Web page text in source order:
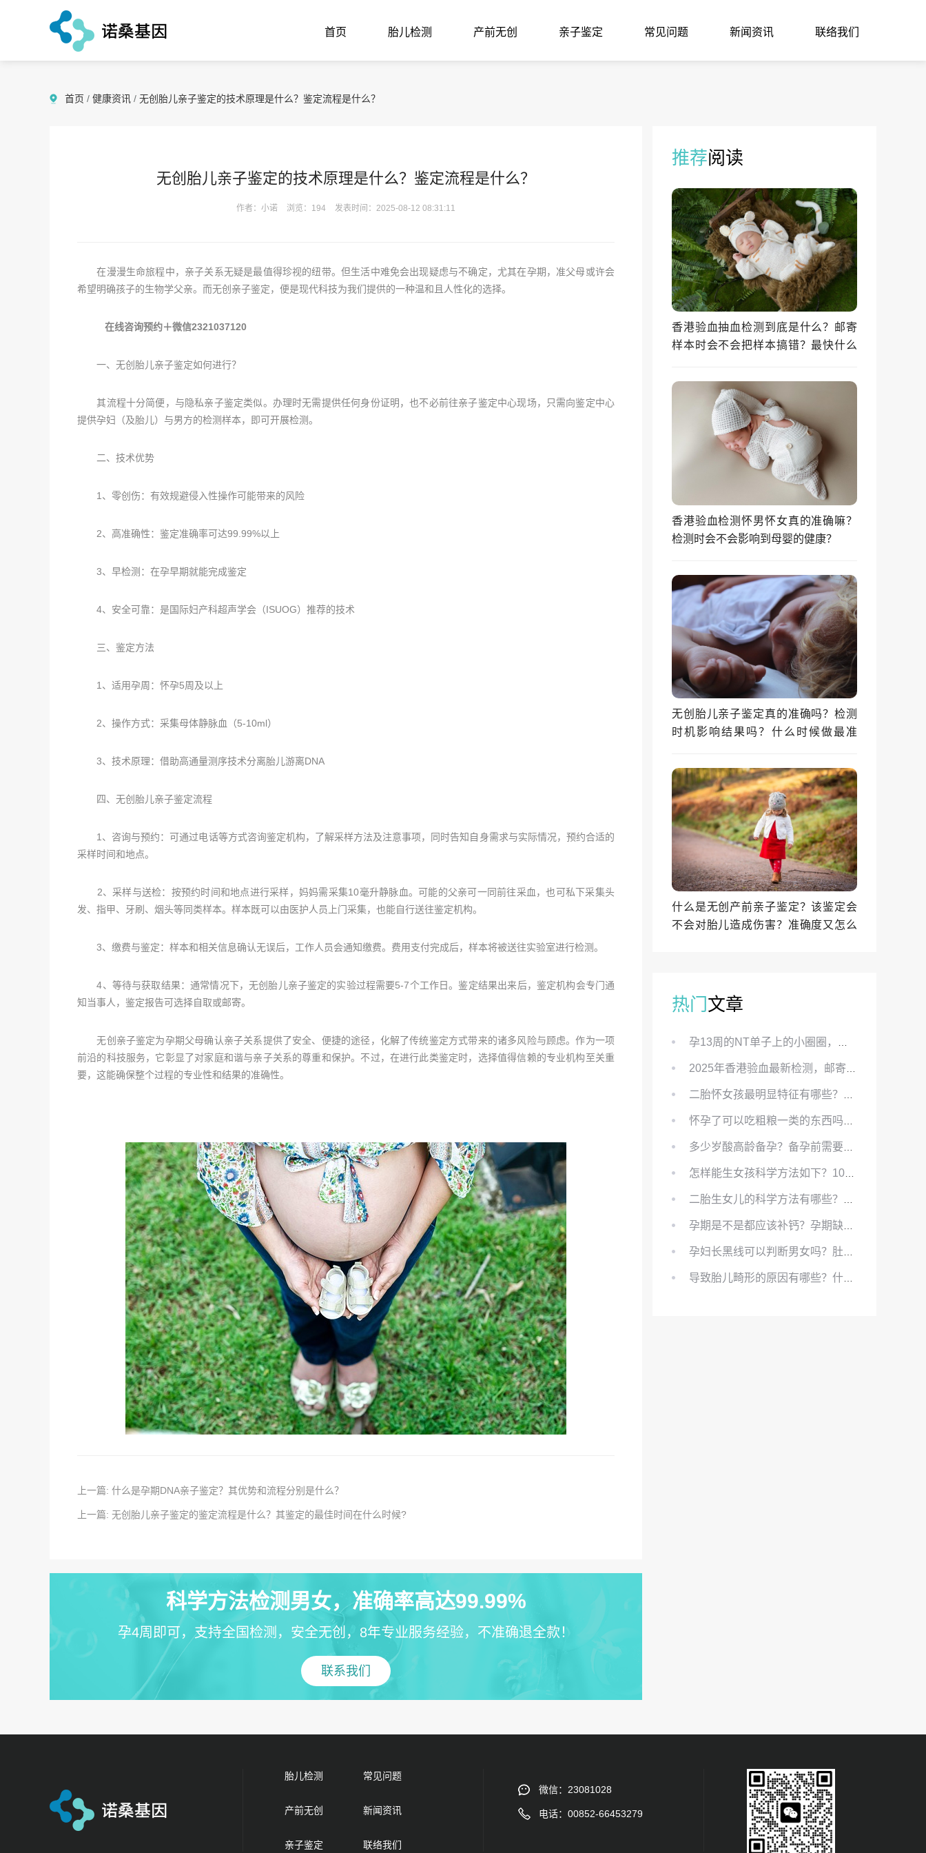
首页 胎儿检测 产前无创 亲子鉴定 常见问题 新闻资讯 联络我们
首页 / 健康资讯 / 无创胎儿亲子鉴定的技术原理是什么？鉴定流程是什么？
无创胎儿亲子鉴定的技术原理是什么？鉴定流程是什么？
作者：小诺 浏览：194 发表时间：2025-08-12 08:31:11
在漫漫生命旅程中，亲子关系无疑是最值得珍视的纽带。但生活中难免会出现疑虑与不确定，尤其在孕期，准父母或许会
希望明确孩子的生物学父亲。而无创亲子鉴定，便是现代科技为我们提供的一种温和且人性化的选择。
在线咨询预约＋微信2321037120
一、无创胎儿亲子鉴定如何进行？
其流程十分简便，与隐私亲子鉴定类似。办理时无需提供任何身份证明，也不必前往亲子鉴定中心现场，只需向鉴定中心
提供孕妇（及胎儿）与男方的检测样本，即可开展检测。
二、技术优势
1、零创伤：有效规避侵入性操作可能带来的风险
2、高准确性：鉴定准确率可达99.99%以上
3、早检测：在孕早期就能完成鉴定
4、安全可靠：是国际妇产科超声学会（ISUOG）推荐的技术
三、鉴定方法
1、适用孕周：怀孕5周及以上
2、操作方式：采集母体静脉血（5-10ml）
3、技术原理：借助高通量测序技术分离胎儿游离DNA
四、无创胎儿亲子鉴定流程
1、咨询与预约：可通过电话等方式咨询鉴定机构，了解采样方法及注意事项，同时告知自身需求与实际情况，预约合适的
采样时间和地点。
2、采样与送检：按预约时间和地点进行采样，妈妈需采集10毫升静脉血。可能的父亲可一同前往采血，也可私下采集头
发、指甲、牙刷、烟头等同类样本。样本既可以由医护人员上门采集，也能自行送往鉴定机构。
3、缴费与鉴定：样本和相关信息确认无误后，工作人员会通知缴费。费用支付完成后，样本将被送往实验室进行检测。
4、等待与获取结果：通常情况下，无创胎儿亲子鉴定的实验过程需要5-7个工作日。鉴定结果出来后，鉴定机构会专门通
知当事人，鉴定报告可选择自取或邮寄。
无创亲子鉴定为孕期父母确认亲子关系提供了安全、便捷的途径，化解了传统鉴定方式带来的诸多风险与顾虑。作为一项
前沿的科技服务，它彰显了对家庭和谐与亲子关系的尊重和保护。不过，在进行此类鉴定时，选择值得信赖的专业机构至关重
要，这能确保整个过程的专业性和结果的准确性。
上一篇: 什么是孕期DNA亲子鉴定？其优势和流程分别是什么？
上一篇: 无创胎儿亲子鉴定的鉴定流程是什么？其鉴定的最佳时间在什么时候?
科学方法检测男女，准确率高达99.99%
孕4周即可，支持全国检测，安全无创，8年专业服务经验，不准确退全款！
联系我们
推荐阅读
香港验血抽血检测到底是什么？邮寄
样本时会不会把样本搞错？最快什么
香港验血检测怀男怀女真的准确嘛？
检测时会不会影响到母婴的健康？
无创胎儿亲子鉴定真的准确吗？检测
时机影响结果吗？什么时候做最准
什么是无创产前亲子鉴定？该鉴定会
不会对胎儿造成伤害？准确度又怎么
热门文章
胎儿检测 常见问题
产前无创 新闻资讯
亲子鉴定 联络我们
微信：23081028
电话：00852-66453279